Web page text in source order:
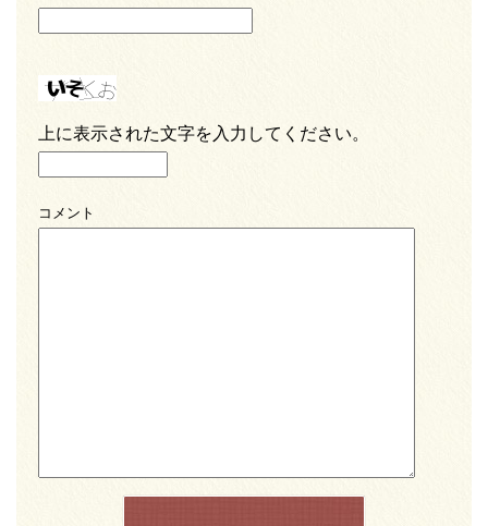
上に表示された文字を入力してください。
コメント